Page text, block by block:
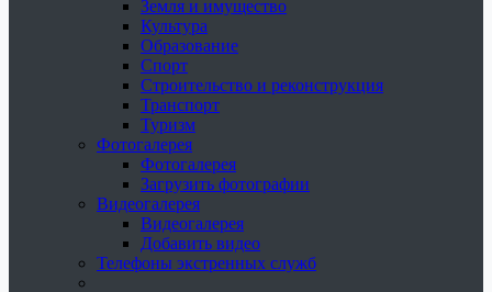
Земля и имущество
Культура
Образование
Спорт
Строительство и реконструкция
Транспорт
Туризм
Фотогалерея
Фотогалерея
Загрузить фотографии
Видеогалерея
Видеогалерея
Добавить видео
Телефоны экстренных служб